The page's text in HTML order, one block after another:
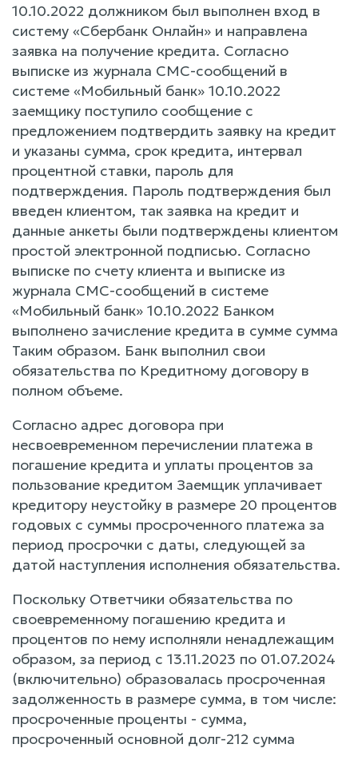
10.10.2022 должником был выполнен вход в
систему «Сбербанк Онлайн» и направлена
заявка на получение кредита. Согласно
выписке из журнала CMC-сообщений в
системе «Мобильный банк» 10.10.2022
заемщику поступило сообщение с
предложением подтвердить заявку на кредит
и указаны сумма, срок кредита, интервал
процентной ставки, пароль для
подтверждения. Пароль подтверждения был
введен клиентом, так заявка на кредит и
данные анкеты были подтверждены клиентом
простой электронной подписью. Согласно
выписке по счету клиента и выписке из
журнала CMC-сообщений в системе
«Мобильный банк» 10.10.2022 Банком
выполнено зачисление кредита в сумме сумма
Таким образом. Банк выполнил свои
обязательства по Кредитному договору в
полном объеме.
Согласно адрес договора при
несвоевременном перечислении платежа в
погашение кредита и уплаты процентов за
пользование кредитом Заемщик уплачивает
кредитору неустойку в размере 20 процентов
годовых с суммы просроченного платежа за
период просрочки с даты, следующей за
датой наступления исполнения обязательства.
Поскольку Ответчики обязательства по
своевременному погашению кредита и
процентов по нему исполняли ненадлежащим
образом, за период с 13.11.2023 по 01.07.2024
(включительно) образовалась просроченная
задолженность в размере сумма, в том числе:
просроченные проценты - сумма,
просроченный основной долг-212 сумма